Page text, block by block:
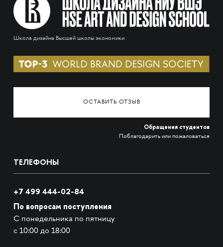
Школа дизайна Высшей школы экономики
ОСТАВИТЬ ОТЗЫВ
Обращения студентов
Поблагодарить или пожаловаться
ТЕЛЕФОНЫ
+7 499 444-02-84
По вопросам поступления
С понедельника по пятницу
с 10:00 до 18:00